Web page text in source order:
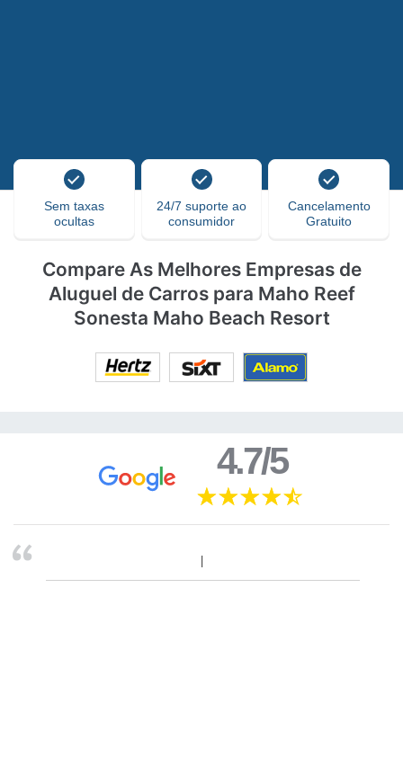
Sem taxas
ocultas
24/7 suporte ao
consumidor
Cancelamento
Gratuito
Compare As Melhores Empresas de
Aluguel de Carros para Maho Reef
Sonesta Maho Beach Resort
4.7/5